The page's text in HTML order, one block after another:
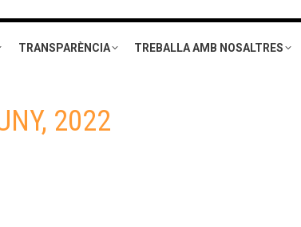
TRANSPARÈNCIA TREBALLA AMB NOSALTRES
2022